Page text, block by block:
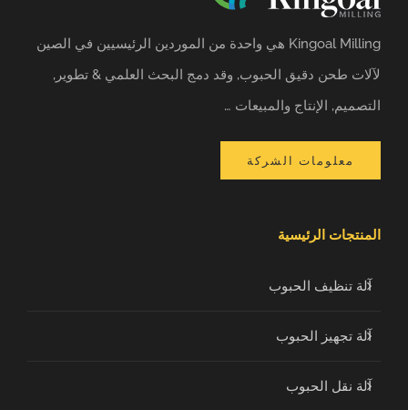
Kingoal Milling هي واحدة من الموردين الرئيسيين في الصين
لآلات طحن دقيق الحبوب, وقد دمج البحث العلمي & تطوير,
التصميم, الإنتاج والمبيعات …
معلومات الشركة
المنتجات الرئيسية
آلة تنظيف الحبوب
آلة تجهيز الحبوب
آلة نقل الحبوب